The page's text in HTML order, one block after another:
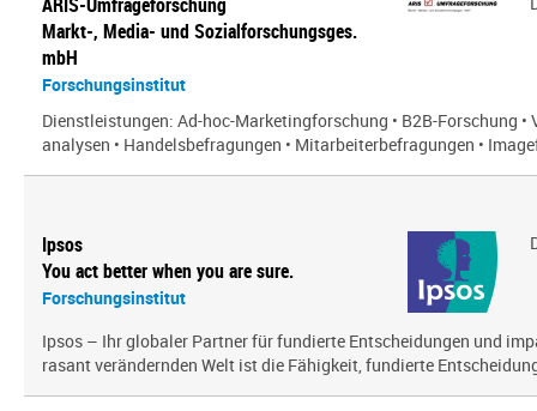
Markt-, Media- und Sozialforschungsges.
mbH
Forschungsinstitut
Dienstleistungen: Ad-hoc-Marketingforschung • B2B-Forschung
analysen • Handelsbefragungen • Mitarbeiterbefragungen •
Ipsos
You act better when you are sure.
Forschungsinstitut
Ipsos – Ihr globaler Partner für fundierte Entscheidungen und
rasant verändernden Welt ist die Fähigkeit, fundierte